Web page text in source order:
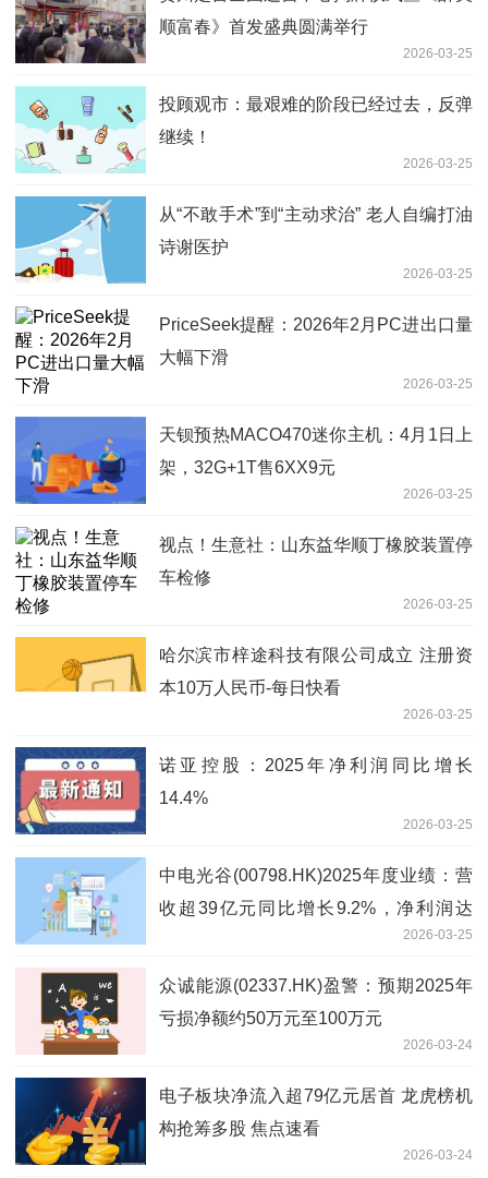
顺富春》首发盛典圆满举行
2026-03-25
投顾观市：最艰难的阶段已经过去，反弹
继续！
2026-03-25
从“不敢手术”到“主动求治” 老人自编打油
诗谢医护
2026-03-25
PriceSeek提醒：2026年2月PC进出口量
大幅下滑
2026-03-25
天钡预热MACO470迷你主机：4月1日上
架，32G+1T售6XX9元
2026-03-25
视点！生意社：山东益华顺丁橡胶装置停
车检修
2026-03-25
哈尔滨市梓途科技有限公司成立 注册资
本10万人民币-每日快看
2026-03-25
诺亚控股：2025年净利润同比增长
14.4%
2026-03-25
中电光谷(00798.HK)2025年度业绩：营
收超39亿元同比增长9.2%，净利润达
2026-03-25
众诚能源(02337.HK)盈警：预期2025年
亏损净额约50万元至100万元
2026-03-24
电子板块净流入超79亿元居首 龙虎榜机
构抢筹多股 焦点速看
2026-03-24